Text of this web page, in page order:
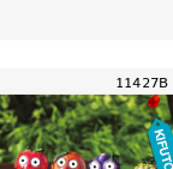
11427B